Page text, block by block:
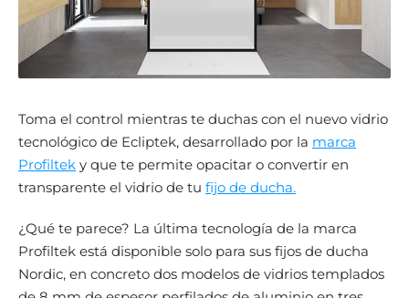
Toma el control mientras te duchas con el nuevo vidrio
tecnológico de Ecliptek, desarrollado por la marca
Profiltek y que te permite opacitar o convertir en
transparente el vidrio de tu fijo de ducha.
¿Qué te parece? La última tecnología de la marca
Profiltek está disponible solo para sus fijos de ducha
Nordic, en concreto dos modelos de vidrios templados